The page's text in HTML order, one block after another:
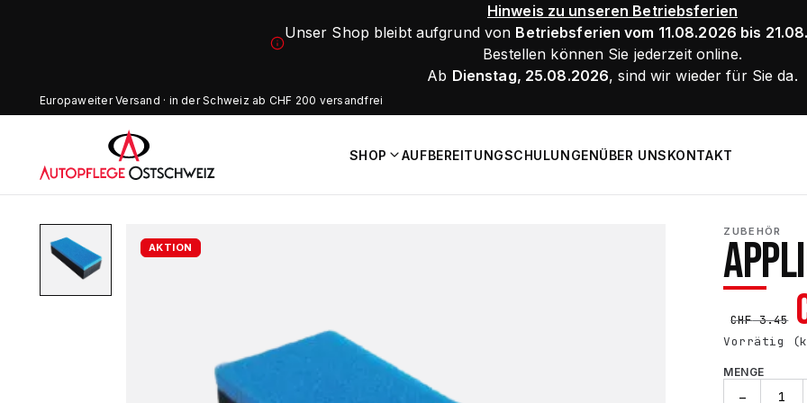
Hinweis zu unseren Betriebsferien
Unser Shop bleibt aufgrund von Betriebsferien vom 11.08.2026 bis
Bestellen können Sie jederzeit online.
Ab Dienstag, 25.08.2026, sind wir wieder für Sie da.
Europaweiter Versand · in der Schweiz ab CHF 200 versandfrei
SHOP AUFBEREITUNGSCHULUNGENÜBER UNSKONTAKT
AKTION
ZUBEHÖR
CHF3.45
Vorrätig
MENGE
−